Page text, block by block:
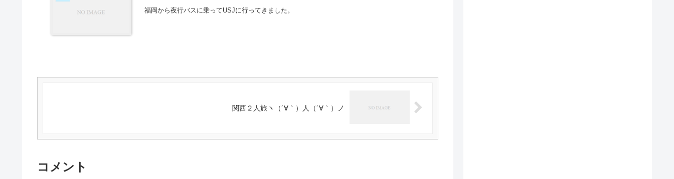
福岡から夜行バスに乗ってUSJに行ってきました。
関西２人旅ヽ（´∀｀）人（´∀｀）ノ
コメント